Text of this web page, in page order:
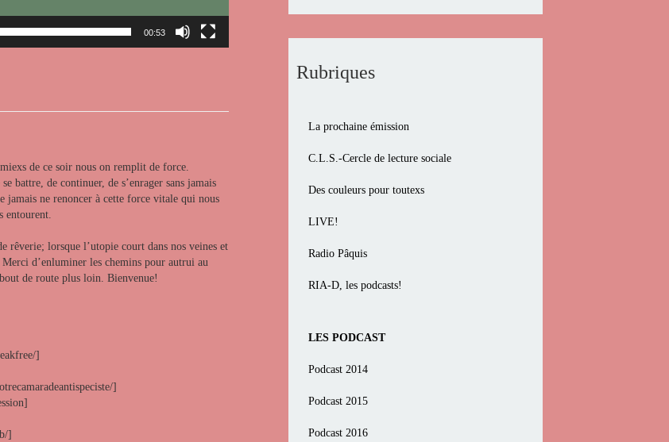
00:53
de ce soir nous on remplit de force.
battre, de continuer, de s’enrager sans jamais
jamais ne renoncer à cette force vitale qui nous
entourent.
rêverie; lorsque l’utopie court dans nos veines et
d’enluminer les chemins pour autrui au
de route plus loin. Bienvenue!
]
]
]
Rubriques
La prochaine émission
C.L.S.-Cercle de lecture sociale
Des couleurs pour toutexs
LIVE!
Radio Pâquis
RIA-D, les podcasts!
LES PODCAST
Podcast 2014
Podcast 2015
Podcast 2016